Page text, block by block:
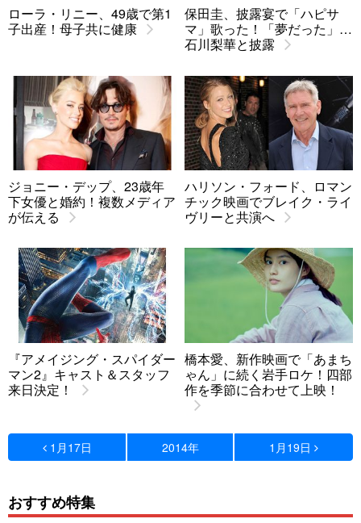
ローラ・リニー、49歳で第1
子出産！母子共に健康
保田圭、披露宴で「ハピサ
マ」歌った！「夢だった」…
石川梨華と披露
ジョニー・デップ、23歳年
下女優と婚約！複数メディア
が伝える
ハリソン・フォード、ロマン
チック映画でブレイク・ライ
ヴリーと共演へ
『アメイジング・スパイダー
マン2』キャスト＆スタッフ
来日決定！
橋本愛、新作映画で「あまち
ゃん」に続く岩手ロケ！四部
作を季節に合わせて上映！
1月17日 2014年 1月19日
おすすめ特集